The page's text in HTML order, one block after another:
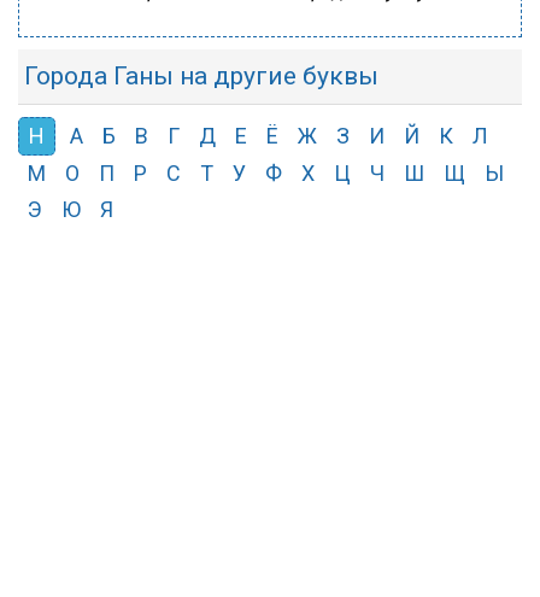
Города Ганы на другие буквы
Н А Б В Г Д Е Ё Ж З И Й К
Л
М
О П Р С Т У Ф Х Ц Ч Ш Щ
Ы
Э
Ю Я